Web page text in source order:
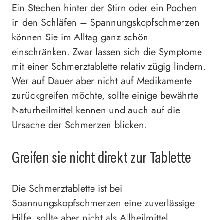
Ein Stechen hinter der Stirn oder ein Pochen
in den Schläfen – Spannungskopfschmerzen
können Sie im Alltag ganz schön
einschränken. Zwar lassen sich die Symptome
mit einer Schmerztablette relativ zügig lindern.
Wer auf Dauer aber nicht auf Medikamente
zurückgreifen möchte, sollte einige bewährte
Naturheilmittel kennen und auch auf die
Ursache der Schmerzen blicken.
Greifen sie nicht direkt zur Tablette
Die Schmerztablette ist bei
Spannungskopfschmerzen eine zuverlässige